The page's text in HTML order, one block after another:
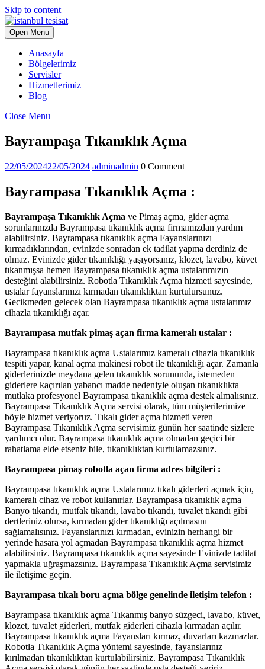
Skip to content
Open Menu
Anasayfa
Bölgelerimiz
Servisler
Hizmetlerimiz
Blog
Close Menu
Bayrampaşa Tıkanıklık Açma
22/05/202422/05/2024 adminadmin 0 Comment
Bayrampasa Tıkanıklık Açma :
Bayrampaşa Tıkanıklık Açma ve Pimaş açma, gider açma
sorunlarınızda Bayrampasa tıkanıklık açma firmamızdan yardım
alabilirsiniz. Bayrampasa tıkanıklık açma Fayanslarınızı
kırmadıklarından, evinizde sonradan ek tadilat yapma derdiniz de
olmaz. Evinizde gider tıkanıklığı yaşıyorsanız, klozet, lavabo, küvet
tıkanmışsa hemen Bayrampasa tıkanıklık açma ustalarımızın
desteğini alabilirsiniz. Robotla Tıkanıklık Açma hizmeti sayesinde,
ustalar fayanslarınızı kırmadan tıkanıklıktan kurtulursunuz.
Gecikmeden gelecek olan Bayrampasa tıkanıklık açma ustalarımız
cihazla tıkanıklığı açar.
Bayrampasa mutfak pimaş açan firma kameralı ustalar :
Bayrampasa tıkanıklık açma Ustalarımız kameralı cihazla tıkanıklık
tespiti yapar, kanal açma makinesi robot ile tıkanıklığı açar. Zamanla
giderlerinizde meydana gelen tıkanıklık sorununda, istemeden
giderlere kaçırılan yabancı madde nedeniyle oluşan tıkanıklıkta
mutlaka profesyonel Bayrampasa tıkanıklık açma destek almalısınız.
Bayrampasa Tıkanıklık Açma servisi olarak, tüm müşterilerimize
böyle hizmet veriyoruz. Tıkalı gider açma hizmeti veren
Bayrampasa Tıkanıklık Açma servisimiz günün her saatinde sizlere
yardımcı olur. Bayrampasa tıkanıklık açma olmadan geçici bir
rahatlama elde etseniz bile, tıkanıklıktan kurtulamazsınız.
Bayrampasa pimaş robotla açan firma adres bilgileri :
Bayrampasa tıkanıklık açma Ustalarımız tıkalı giderleri açmak için,
kameralı cihaz ve robot kullanırlar. Bayrampasa tıkanıklık açma
Banyo tıkandı, mutfak tıkandı, lavabo tıkandı, tuvalet tıkandı gibi
dertleriniz olursa, kırmadan gider tıkanıklığı açılmasını
sağlamalısınız. Fayanslarınızı kırmadan, evinizin herhangi bir
yerinde hasara yol açmadan Bayrampasa tıkanıklık açma hizmet
alabilirsiniz. Bayrampasa tıkanıklık açma sayesinde Evinizde tadilat
yapmakla uğraşmazsınız. Bayrampasa Tıkanıklık Açma servisimiz
ile iletişime geçin.
Bayrampasa tıkalı boru açma bölge genelinde iletişim telefon :
Bayrampasa tıkanıklık açma Tıkanmış banyo süzgeci, lavabo, küvet,
klozet, tuvalet giderleri, mutfak giderleri cihazla kırmadan açılır.
Bayrampasa tıkanıklık açma Fayansları kırmaz, duvarları kazmazlar.
Robotla Tıkanıklık Açma yöntemi sayesinde, fayanslarınız
kırılmadan tıkanıklıktan kurtulabilirsiniz. Bayrampasa Tıkanıklık